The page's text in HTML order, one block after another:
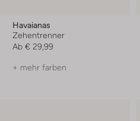
Havaianas
Zehentrenner
Ab € 29,99
+ mehr farben